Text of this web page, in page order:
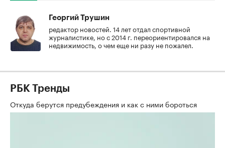
Георгий Трушин
редактор новостей. 14 лет отдал спортивной
журналистике, но с 2014 г. переориентировался на
недвижимость, о чем еще ни разу не пожалел.
РБК Тренды
Откуда берутся предубеждения и как с ними бороться